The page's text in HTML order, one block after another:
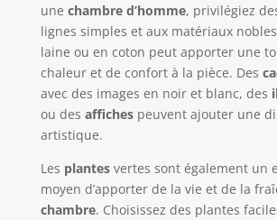
une chambre d’homme, privilégiez
lignes simples et aux matériaux
laine ou en coton peut apporter une
chaleur et de confort à la pièce. Des
avec des images en noir et blanc, des
ou des affichespeuvent ajouter une
artistique.
Les plantesvertes sont également un
moyen d’apporter de la vie et de la
chambre. Choisissez des plantes